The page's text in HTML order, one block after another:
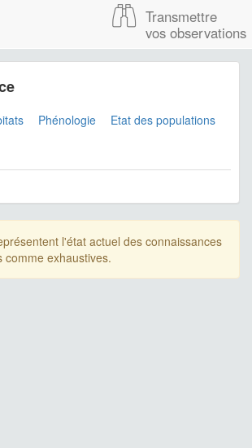
Transmettre
vos observations
Phénologie Etat des populations
l'état actuel des connaissances
exhaustives.